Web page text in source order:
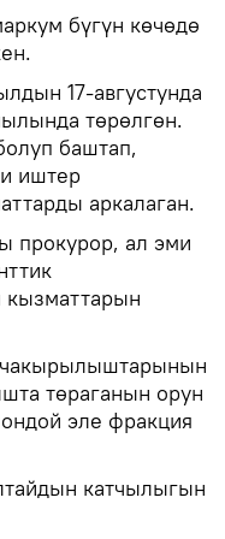
бүгүн көчөдө
17-августунда
төрөлгөн.
баштап,
иштер
аркалаган.
ал эми
кызматтарын
төраганын орун
эле фракция
катчылыгын